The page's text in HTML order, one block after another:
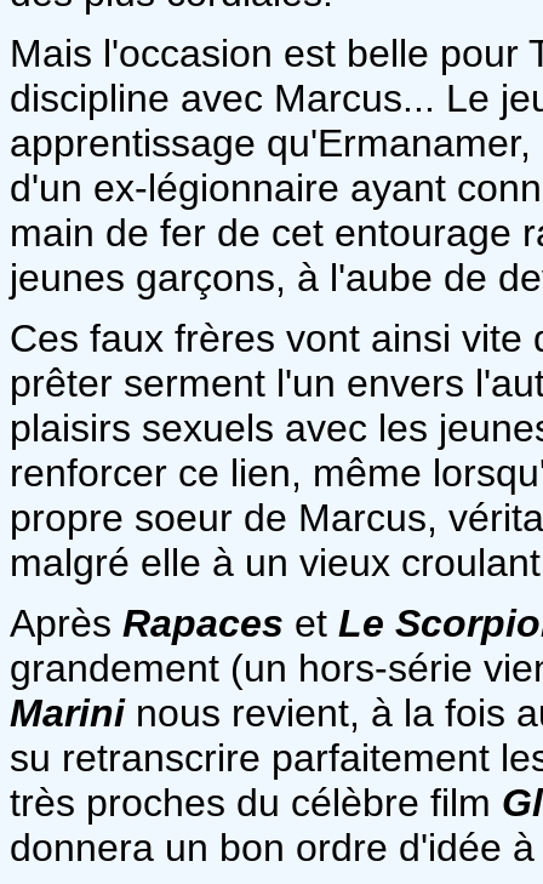
Mais l'occasion est belle pour
discipline avec Marcus... Le
apprentissage
d'un ex-légionnaire ayant
main de fer de cet entourage
jeunes garçons, à l'aube de
Ces faux frères vont ainsi
prêter serment l'un envers
plaisirs sexuels avec les
renforcer ce lien, même
propre soeur de Marcus,
malgré elle à un vieux
Après Rapaces et Le
grandement (un hors-série
Marininous revient, à la fois
su retranscrire parfaitement
très proches du célèbre film
donnera un bon ordre d'idée